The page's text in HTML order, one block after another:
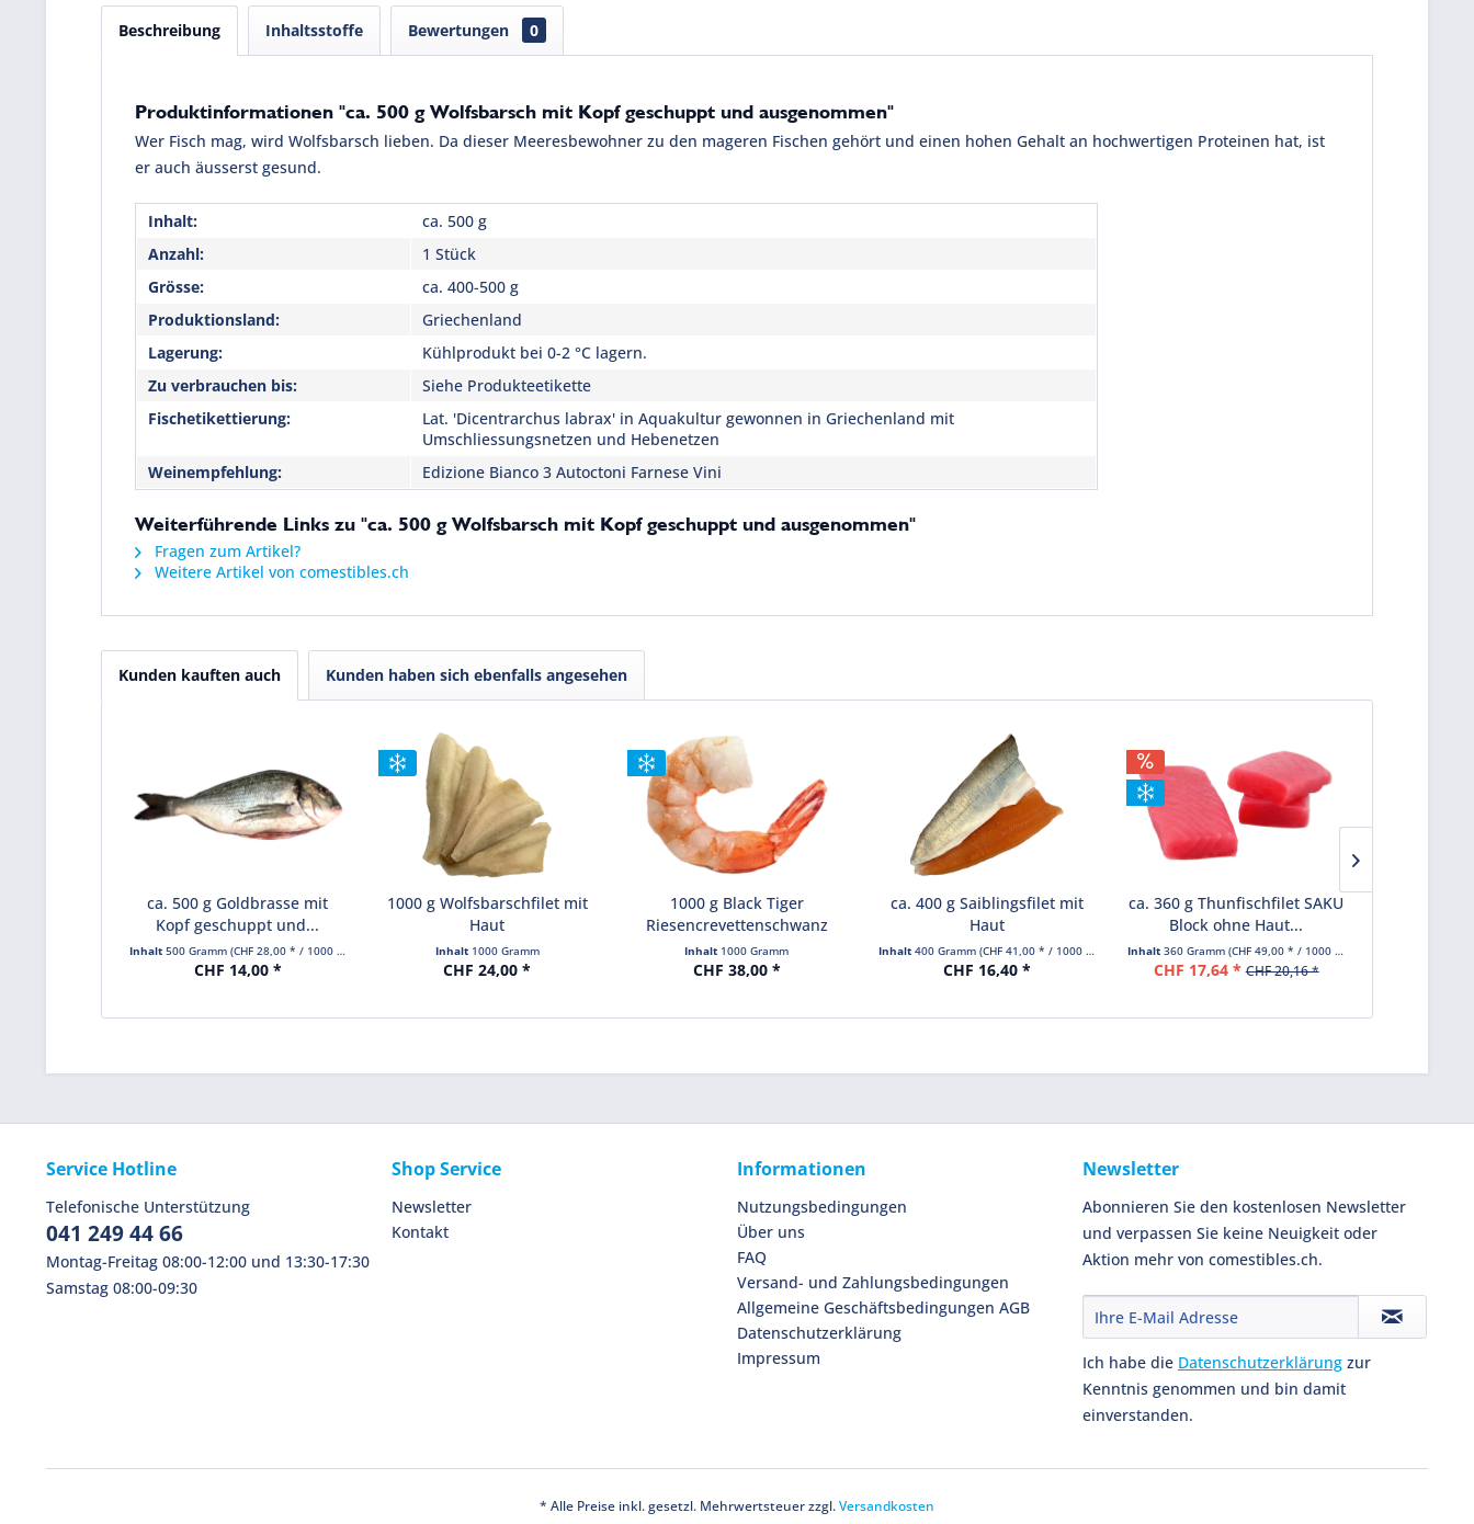
Beschreibung Inhaltsstoffe Bewertungen 0
Produktinformationen "ca. 500 g Wolfsbarsch mit Kopf geschuppt und ausgenommen"
Wer Fisch mag, wird Wolfsbarsch lieben. Da dieser Meeresbewohner zu den mageren Fischen gehört und einen hohen Gehalt an hochwertigen Proteinen hat, ist
er auch äusserst gesund.
Inhalt:
ca. 500 g
Anzahl:
1 Stück
Grösse:
ca. 400-500 g
Produktionsland:
Griechenland
Lagerung:
Kühlprodukt bei 0-2 °C lagern.
Zu verbrauchen bis:
Siehe Produkteetikette
Fischetikettierung:
Lat. 'Dicentrarchus labrax' in Aquakultur gewonnen in Griechenland mit
Umschliessungsnetzen und Hebenetzen
Weinempfehlung:
Edizione Bianco 3 Autoctoni Farnese Vini
Weiterführende Links zu "ca. 500 g Wolfsbarsch mit Kopf geschuppt und ausgenommen"
Fragen zum Artikel?
Weitere Artikel von comestibles.ch
Kunden kauften auch Kunden haben sich ebenfalls angesehen
ca. 500 g Goldbrasse mit
Kopf geschuppt und...
Inhalt 500 Gramm (CHF 28,00 * / 1000 Gramm)
CHF 14,00 *
1000 g Wolfsbarschfilet mit
Haut
Inhalt 1000 Gramm
CHF 24,00 *
1000 g Black Tiger
Riesencrevettenschwanz
ohne...
Inhalt 1000 Gramm
CHF 38,00 *
ca. 400 g Saiblingsfilet mit
Haut
Inhalt 400 Gramm (CHF 41,00 * / 1000 Gramm)
CHF 16,40 *
ca. 360 g Thunfischfilet SAKU
Block ohne Haut...
Inhalt360 Gramm(CHF 49,00 * / 1000 Gramm)
CHF 17,64 * CHF 20,16 *
Service Hotline
Telefonische Unterstützung
041 249 44 66
Montag-Freitag 08:00-12:00 und 13:30-17:30
Samstag 08:00-09:30
Shop Service
Newsletter
Kontakt
Informationen
Nutzungsbedingungen
Über uns
FAQ
Versand- und Zahlungsbedingungen
Allgemeine Geschäftsbedingungen AGB
Datenschutzerklärung
Impressum
Newsletter
Abonnieren Sie den kostenlosen Newsletter
und verpassen Sie keine Neuigkeit oder
Aktion mehr von comestibles.ch.
Ich habe die Datenschutzerklärung zur
Kenntnis genommen und bin damit
einverstanden.
* Alle Preise inkl. gesetzl. Mehrwertsteuer zzgl.Versandkosten